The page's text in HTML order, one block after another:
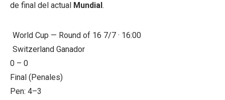
de final del actual Mundial.
World Cup — Round of 16 7/7 · 16:00
Switzerland Ganador
0 – 0
Final (Penales)
Pen: 4–3